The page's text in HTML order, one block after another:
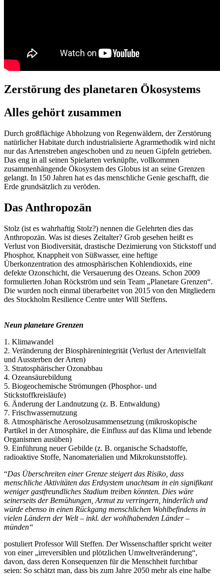
Zerstörung des planetaren Ökosystems
Alles gehört zusammen
Durch großflächige Abholzung von Regenwäldern, der Zerstörung
natürlicher Habitate durch industrialisierte Agrarmethodik wird nicht
nur das Artenstreben angeschoben und zu neuen Gipfeln getrieben.
Das eng in all seinen Spielarten verknüpfte, vollkommen
zusammenhängende Ökosystem des Globus ist an seine Grenzen
gelangt. In 150 Jahren hat es das menschliche Genie geschafft, die
Erde grundsätzlich zu veröden.
Das Anthropozän
Stolz (ist es wahrhaftig Stolz?) nennen die Gelehrten dies das
Anthropozän. Was ist dieses Zeitalter? Grob gesehen heißt es
Verlust von Biodiversität, drastische Dezimierung von Stickstoff und
Phosphor, Knappheit von Süßwasser, eine heftige
Überkonzentration des atmosphärischen Kohlendioxids, eine
defekte Ozonschicht, die Versauerung des Ozeans. Schon 2009
formulierten Johan Röckström und sein Team „Planetare Grenzen“.
Die wurden noch einmal überarbeitet von 2015 von den Mitgliedern
des Stockholm Resilience Centre unter Will Steffens.
Neun planetare Grenzen
1. Klimawandel
2. Veränderung der Biosphärenintegrität (Verlust der Artenvielfalt
und Aussterben der Arten)
3. Stratosphärischer Ozonabbau
4. Ozeansäurebildung
5. Biogeochemische Strömungen (Phosphor- und
Stickstoffkreisläufe)
6. Änderung der Landnutzung (z. B. Entwaldung)
7. Frischwassernutzung
8. Atmosphärische Aerosolzusammensetzung (mikroskopische
Partikel in der Atmosphäre, die Einfluss auf das Klima und lebende
Organismen ausüben)
9. Einführung neuer Gebilde (z. B. organische Schadstoffe,
radioaktive Stoffe, Nanomaterialien und Mikrokunststoffe).
“Das Überschreiten einer Grenze steigert das Risiko, dass
menschliche Aktivitäten das Erdsystem unachtsam in ein signifikant
weniger gastfreundliches Stadium treiben könnten. Dies wäre
seinerseits der Bemühungen, Armut zu verringern, hinderlich und
würde ebenso in einen Rückgang menschlichen Wohlbefindens in
vielen Ländern der Welt – inkl. der wohlhabenden Länder –
münden“
postuliert Professor Will Steffen. Der Wissenschaftler spricht weiter
von einer „irreversiblen und plötzlichen Umweltveränderung“,
davon, dass deren Konsequenzen für die Menschheit furchtbar
seien: So schätzt man, dass bis zum Jahre 2050 mehr als eine halbe